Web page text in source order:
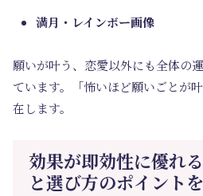
満月・レインボー画像
願いが叶う、恋愛以外にも全体の
ています。「怖いほど願いごとが
在します。
効果が即効性に優れ
と選び方のポイント